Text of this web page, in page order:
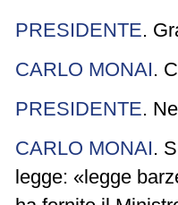
PRESIDENTE.
CARLO MONAI.
PRESIDENTE.
CARLO MONAI.
legge: «legge